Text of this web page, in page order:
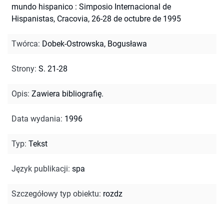
mundo hispanico : Simposio Internacional de
Hispanistas, Cracovia, 26-28 de octubre de 1995
Twórca: Dobek-Ostrowska, Bogusława
Strony: S. 21-28
Opis: Zawiera bibliografię.
Data wydania: 1996
Typ: Tekst
Język publikacji: spa
Szczegółowy typ obiektu: rozdz